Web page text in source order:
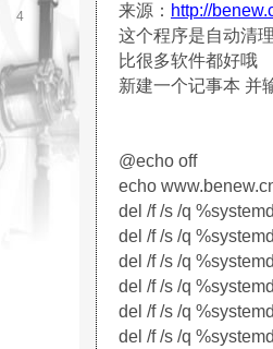
来源： http://
这个程序是自动清
比很多软件都好哦
新建一个记事本 并
@echo off
echo
del /f /s /q
del /f /s /q
del /f /s /q
del /f /s /q
del /f /s /q
del /f /s /q
4